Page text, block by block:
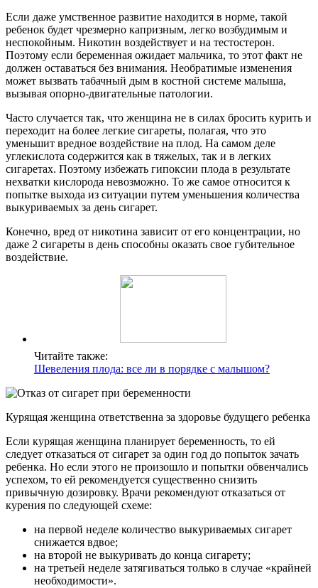
Если даже умственное развитие находится в норме, такой
ребенок будет чрезмерно капризным, легко возбудимым и
неспокойным. Никотин воздействует и на тестостерон.
Поэтому если беременная ожидает мальчика, то этот факт не
должен оставаться без внимания. Необратимые изменения
может вызвать табачный дым в костной системе малыша,
вызывая опорно-двигательные патологии.
Часто случается так, что женщина не в силах бросить курить и
переходит на более легкие сигареты, полагая, что это
уменьшит вредное воздействие на плод. На самом деле
углекислота содержится как в тяжелых, так и в легких
сигаретах. Поэтому избежать гипоксии плода в результате
нехватки кислорода невозможно. То же самое относится к
попытке выхода из ситуации путем уменьшения количества
выкуриваемых за день сигарет.
Конечно, вред от никотина зависит от его концентрации, но
даже 2 сигареты в день способны оказать свое губительное
воздействие.
Читайте также:
Шевеления плода: все ли в порядке с малышом?
Курящая женщина ответственна за здоровье будущего ребенка
Если курящая женщина планирует беременность, то ей
следует отказаться от сигарет за один год до попыток зачать
ребенка. Но если этого не произошло и попытки обвенчались
успехом, то ей рекомендуется существенно снизить
привычную дозировку. Врачи рекомендуют отказаться от
курения по следующей схеме:
на первой неделе количество выкуриваемых сигарет
снижается вдвое;
на второй не выкуривать до конца сигарету;
на третьей неделе затягиваться только в случае «крайней
необходимости».